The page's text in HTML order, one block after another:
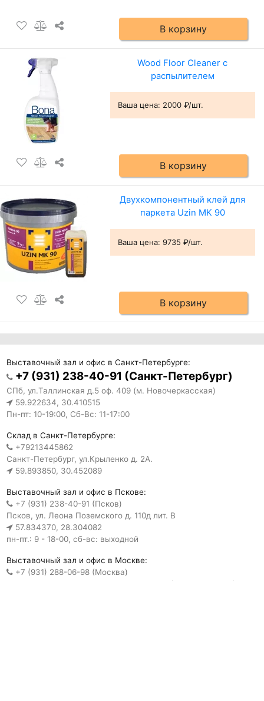
В корзину
Wood Floor Cleaner с
распылителем
Ваша цена: 2000 ₽/шт.
В корзину
Двухкомпонентный клей для
паркета Uzin MK 90
Ваша цена: 9735 ₽/шт.
В корзину
Выставочный зал и офис в Санкт-Петербурге:
+7 (931) 238-40-91 (Санкт-Петербург)
СПб, ул.Таллинская д.5 оф. 409 (м. Новочеркасская)
59.922634, 30.410515
Пн-пт: 10-19:00, Сб-Вс: 11-17:00
Склад в Санкт-Петербурге:
+79213445862
Санкт-Петербург, ул.Крыленко д. 2А.
59.893850, 30.452089
Выставочный зал и офис в Пскове:
+7 (931) 238-40-91 (Псков)
Псков, ул. Леона Поземского д. 110д лит. В
57.834370, 28.304082
пн-пт.: 9 - 18-00, сб-вс: выходной
Выставочный зал и офис в Москве:
+7 (931) 288-06-98 (Москва)
Москва, Черницынский проезд д.3 стр.9 (м. Щелковская)